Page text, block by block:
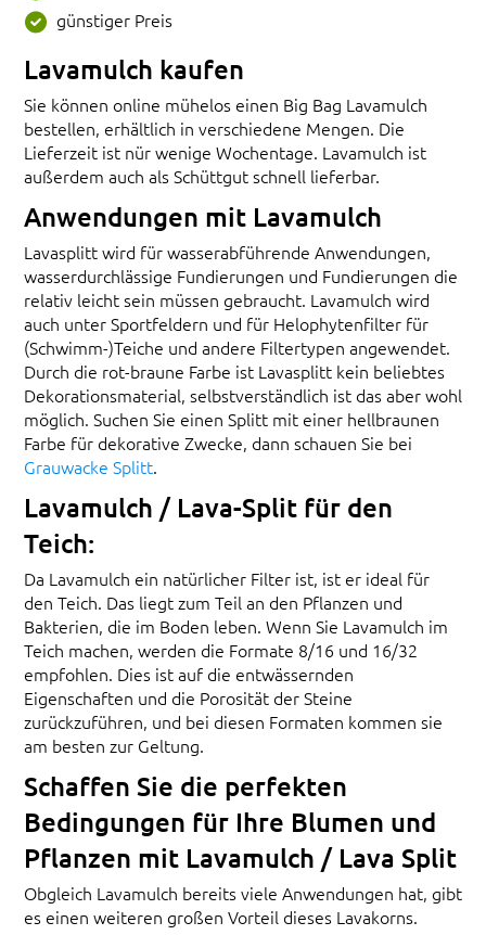
günstiger Preis
Lavamulch kaufen
Sie können online mühelos einen Big Bag Lavamulch
bestellen, erhältlich in verschiedene Mengen. Die
Lieferzeit ist nür wenige Wochentage. Lavamulch ist
außerdem auch als Schüttgut schnell lieferbar.
Anwendungen mit Lavamulch
Lavasplitt wird für wasserabführende Anwendungen,
wasserdurchlässige Fundierungen und Fundierungen die
relativ leicht sein müssen gebraucht. Lavamulch wird
auch unter Sportfeldern und für Helophytenfilter für
(Schwimm-)Teiche und andere Filtertypen angewendet.
Durch die rot-braune Farbe ist Lavasplitt kein beliebtes
Dekorationsmaterial, selbstverständlich ist das aber wohl
möglich. Suchen Sie einen Splitt mit einer hellbraunen
Farbe für dekorative Zwecke, dann schauen Sie bei
Grauwacke Splitt.
Lavamulch / Lava-Split für den
Teich:
Da Lavamulch ein natürlicher Filter ist, ist er ideal für
den Teich. Das liegt zum Teil an den Pflanzen und
Bakterien, die im Boden leben. Wenn Sie Lavamulch im
Teich machen, werden die Formate 8/16 und 16/32
empfohlen. Dies ist auf die entwässernden
Eigenschaften und die Porosität der Steine
zurückzuführen, und bei diesen Formaten kommen sie
am besten zur Geltung.
Schaffen Sie die perfekten
Bedingungen für Ihre Blumen und
Pflanzen mit Lavamulch / Lava Split
Obgleich Lavamulch bereits viele Anwendungen hat, gibt
es einen weiteren großen Vorteil dieses Lavakorns.